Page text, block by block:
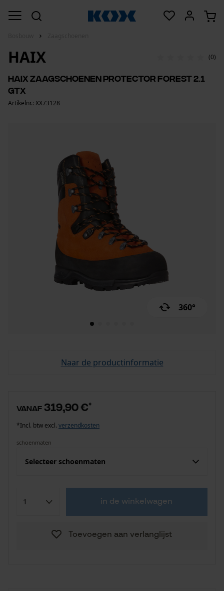
360°
HAIX (0)
Haix zaagschoenen Protector Forest 2.1
GTX
Artikelnr.: XX73128
Naar de productinformatie
vanaf 319,90 €*
*Incl. btw excl. verzendkosten
schoenmaten
Selecteer schoenmaten
in de winkelwagen
Toevoegen aan verlanglijst